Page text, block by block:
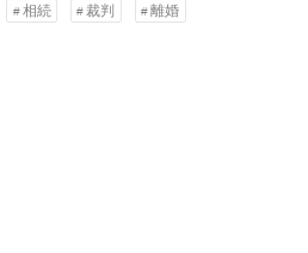
相続 裁判 離婚